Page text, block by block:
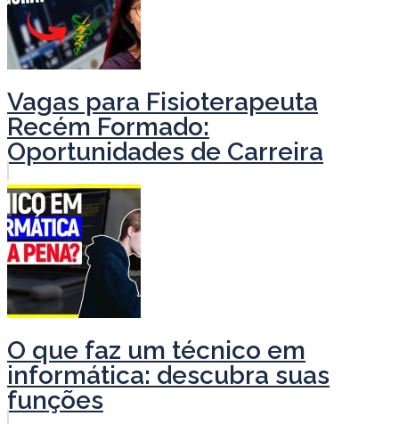
Vagas para Fisioterapeuta
Recém Formado:
Oportunidades de Carreira
O que faz um técnico em
informática: descubra suas
funções